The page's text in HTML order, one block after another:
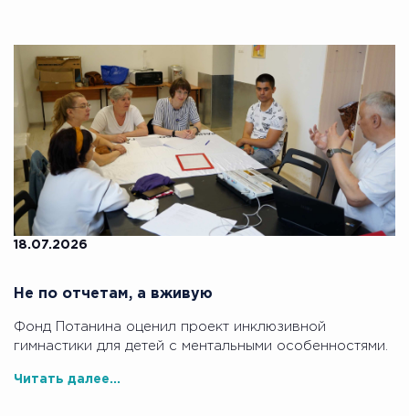
18.07.2026
Не по отчетам, а вживую
Фонд Потанина оценил проект инклюзивной
гимнастики для детей с ментальными особенностями.
Читать далее...